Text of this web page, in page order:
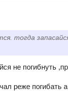
тогда
не погибнуть
реже погибать